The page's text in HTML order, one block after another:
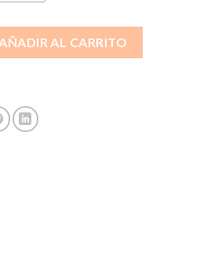
mosaico 1 cantidad
AÑADIR AL CARRITO